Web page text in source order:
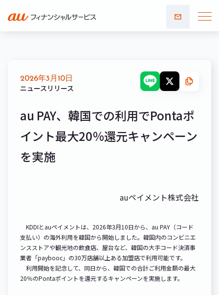
合わせ
2026年3月10日
ニュースリリース
au PAY、韓国での利用でPontaポ
イント最大20％還元キャンペーン
を実施
auペイメント株式会社
KDDIとauペイメントは、2026年3月10日から、au PAY（コード
支払い）の海外利用を韓国から開始しました。韓国内のコンビニエ
ンスストアや観光地の飲食店、屋台など、韓国の大手コード決済事
業者「paybooc」の30万店舗以上ある加盟店で利用可能です。
利用開始を記念して、同日から、韓国での合計ご利用金額の最大
20％のPontaポイントを還元するキャンペーンを実施します。